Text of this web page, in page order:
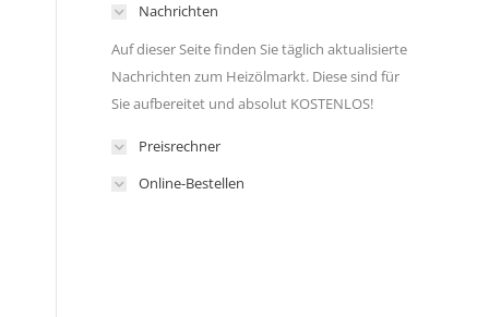
Nachrichten
Auf dieser Seite finden Sie täglich aktualisierte
Nachrichten zum Heizölmarkt. Diese sind für
Sie aufbereitet und absolut KOSTENLOS!
Preisrechner
Online-Bestellen